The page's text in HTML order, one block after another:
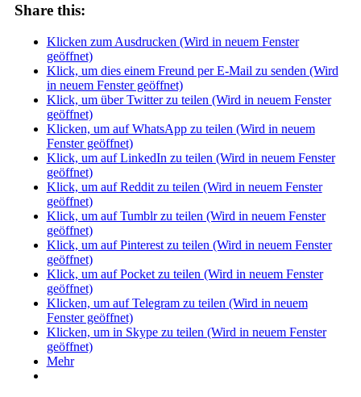
Share this:
Klicken zum Ausdrucken (Wird in neuem Fenster
geöffnet)
Klick, um dies einem Freund per E-Mail zu senden (Wird
in neuem Fenster geöffnet)
Klick, um über Twitter zu teilen (Wird in neuem Fenster
geöffnet)
Klicken, um auf WhatsApp zu teilen (Wird in neuem
Fenster geöffnet)
Klick, um auf LinkedIn zu teilen (Wird in neuem Fenster
geöffnet)
Klick, um auf Reddit zu teilen (Wird in neuem Fenster
geöffnet)
Klick, um auf Tumblr zu teilen (Wird in neuem Fenster
geöffnet)
Klick, um auf Pinterest zu teilen (Wird in neuem Fenster
geöffnet)
Klick, um auf Pocket zu teilen (Wird in neuem Fenster
geöffnet)
Klicken, um auf Telegram zu teilen (Wird in neuem
Fenster geöffnet)
Klicken, um in Skype zu teilen (Wird in neuem Fenster
geöffnet)
Mehr